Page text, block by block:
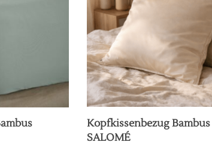
Kopfkissenbezug Bambus
SALOMÉ